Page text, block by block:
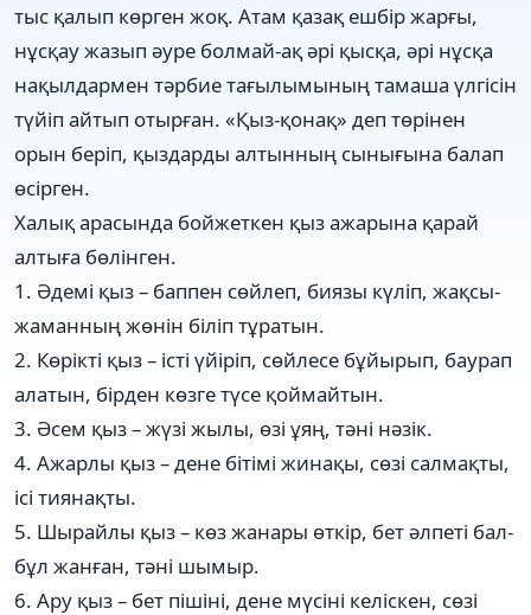
тыс қалып көрген жоқ. Атам қазақ ешбір жарғы,
нұсқау жазып әуре болмай-ақ әрі қысқа, әрі нұсқа
нақылдармен тәрбие тағылымының тамаша үлгісін
түйіп айтып отырған. «Қыз-қонақ» деп төрінен
орын беріп, қыздарды алтынның сынығына балап
өсірген.
Халық арасында бойжеткен қыз ажарына қарай
алтыға бөлінген.
1. Әдемі қыз – баппен сөйлеп, биязы күліп, жақсы-
жаманның жөнін біліп тұратын.
2. Көрікті қыз – істі үйіріп, сөйлесе бұйырып, баурап
алатын, бірден көзге түсе қоймайтын.
3. Әсем қыз – жүзі жылы, өзі ұяң, тәні нәзік.
4. Ажарлы қыз – дене бітімі жинақы, сөзі салмақты,
ісі тиянақты.
5. Шырайлы қыз – көз жанары өткір, бет әлпеті бал-
бұл жанған, тәні шымыр.
6. Ару қыз – бет пішіні, дене мүсіні келіскен, сөзі